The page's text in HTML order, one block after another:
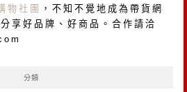
物社團
，不知不覺地成為帶貨網
享好品牌、好商品。合作請洽
分類